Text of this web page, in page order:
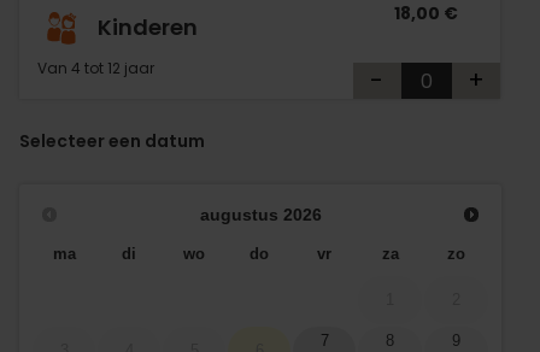
Kinderen
Van 4 tot 12 jaar
18,00 €
- +
Selecteer een datum
augustus 2026
ma di wo do vr za zo
7 8 9